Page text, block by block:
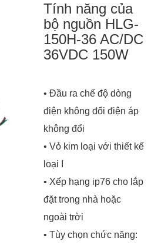
Tính năng của
bộ nguồn HLG-
150H-36 AC/DC
36VDC 150W
• Đầu ra chế độ dòng
điện không đổi điện áp
không đổi
• Vỏ kim loại với thiết kế
loại I
• Xếp hạng ip76 cho lắp
đặt trong nhà hoặc
ngoài trời
• Tùy chọn chức năng: